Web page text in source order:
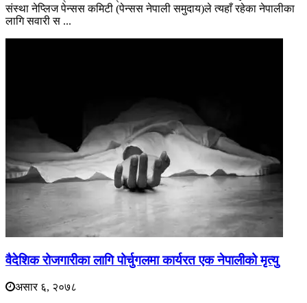
संस्था नेप्लिज पेन्सस कमिटी (पेन्सस नेपाली समुदाय)ले त्यहाँ रहेका नेपालीका
लागि सवारी स ...
वैदेशिक रोजगारीका लागि पोर्चुगलमा कार्यरत एक नेपालीको मृत्यु
असार ६, २०७८